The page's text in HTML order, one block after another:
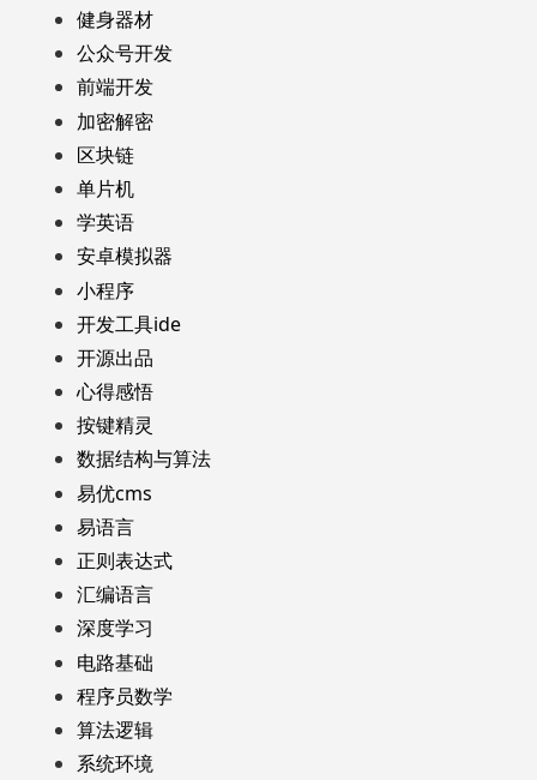
健身器材
公众号开发
前端开发
加密解密
区块链
单片机
学英语
安卓模拟器
小程序
开发工具ide
开源出品
心得感悟
按键精灵
数据结构与算法
易优cms
易语言
正则表达式
汇编语言
深度学习
电路基础
程序员数学
算法逻辑
系统环境